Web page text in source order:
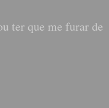
ter que me furar de